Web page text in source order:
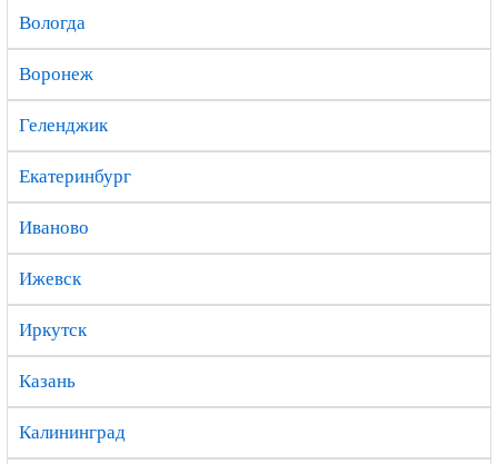
Вологда
Воронеж
Геленджик
Екатеринбург
Иваново
Ижевск
Иркутск
Казань
Калининград